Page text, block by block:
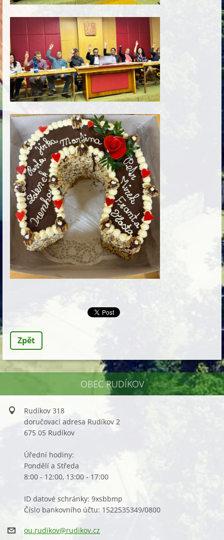
Zpět
OBEC RUDÍKOV
Rudíkov 318
doručovací adresa Rudíkov 2
675 05 Rudíkov
Úřední hodiny:
Pondělí a Středa
8:00 - 12:00, 13:00 - 17:00
ID datové schránky: 9xsbbmp
Číslo bankovního účtu: 1522535349/0800
ou.rudikov@rudikov.cz